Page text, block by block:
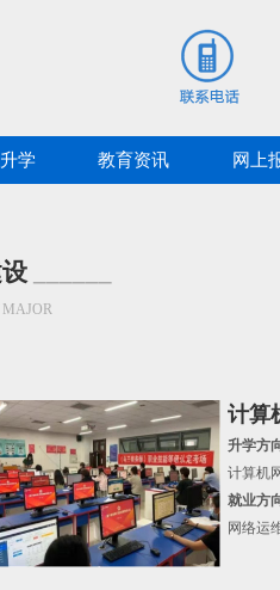
学 教育资讯 网上
MAJOR
计算
升学方
计算机
就业方
网络运